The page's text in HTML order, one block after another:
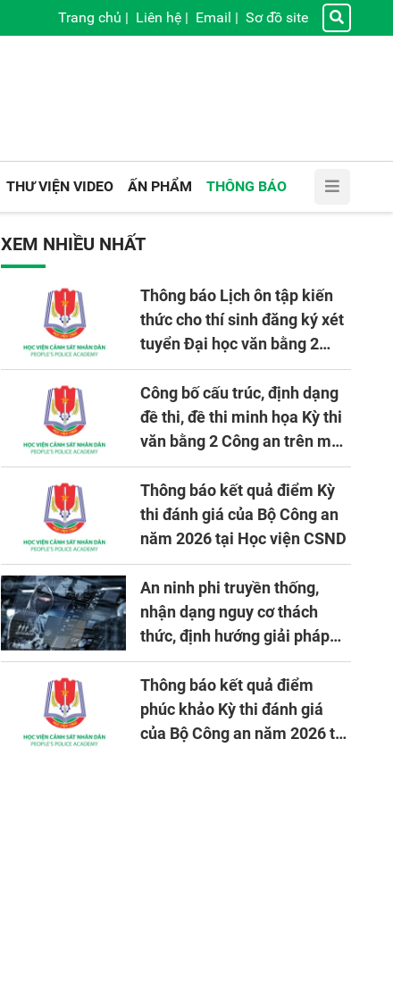
Trang chủ | Liên hệ | Email | Sơ đồ site
THƯ VIỆN VIDEO ẤN PHẨM THÔNG BÁO
XEM NHIỀU NHẤT
Thông báo Lịch ôn tập kiến
thức cho thí sinh đăng ký xét
tuyển Đại học văn bằng 2
tuyển mới, mở tại Học viện
CSND năm học 2026 - 2027
Công bố cấu trúc, định dạng
đề thi, đề thi minh họa Kỳ thi
văn bằng 2 Công an trên máy
tính
Thông báo kết quả điểm Kỳ
thi đánh giá của Bộ Công an
năm 2026 tại Học viện CSND
An ninh phi truyền thống,
nhận dạng nguy cơ thách
thức, định hướng giải pháp
đảm bảo an ninh quốc gia
trong tình hình hiện nay
Thông báo kết quả điểm
phúc khảo Kỳ thi đánh giá
của Bộ Công an năm 2026 tại